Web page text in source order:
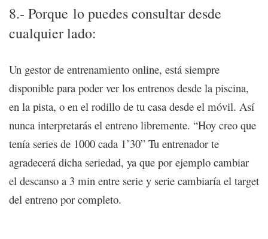
8.- Porque lo puedes consultar desde
cualquier lado:
Un gestor de entrenamiento online, está siempre
disponible para poder ver los entrenos desde la piscina,
en la pista, o en el rodillo de tu casa desde el móvil. Así
nunca interpretarás el entreno libremente. “Hoy creo que
tenía series de 1000 cada 1’30” Tu entrenador te
agradecerá dicha seriedad, ya que por ejemplo cambiar
el descanso a 3 min entre serie y serie cambiaría el target
del entreno por completo.